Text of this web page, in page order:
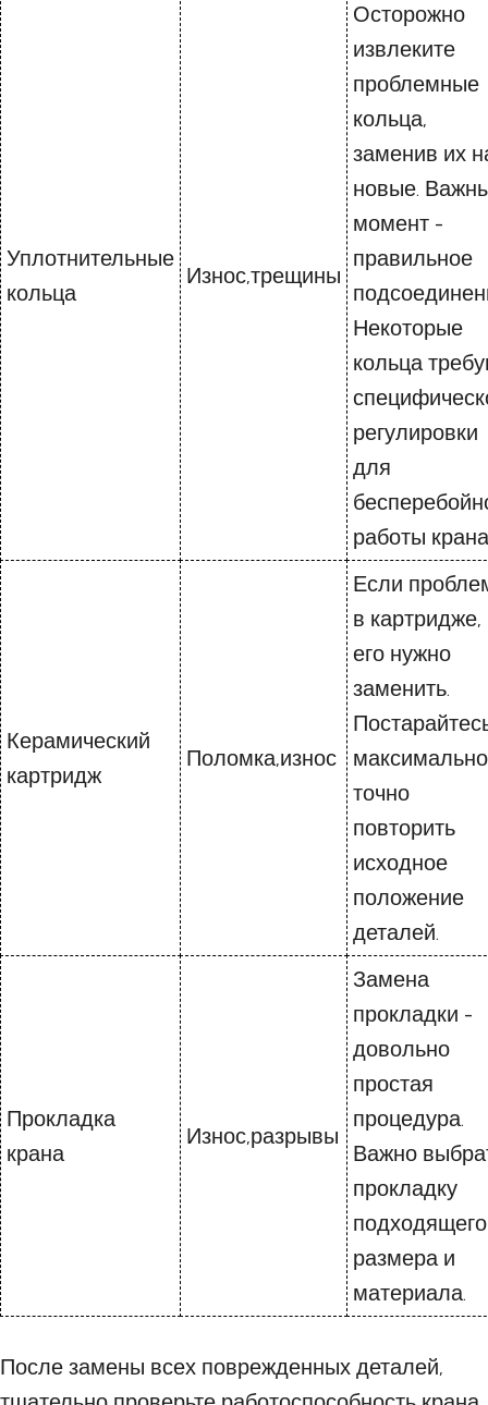
Уплотнительные
кольца
Износ,трещины
Осторожно
извлеките
проблемные
кольца,
заменив их
новые.
момент -
правильное
Некоторые
кольца
регулировки
для
работы
Керамический
картридж
Поломка,износ
Если
в картридже,
его нужно
заменить.
максимально
точно
повторить
исходное
положение
деталей.
Прокладка
крана
Износ,разрывы
Замена
прокладки -
довольно
простая
процедура.
Важно
прокладку
подходящего
размера и
материала.
После замены всех поврежденных деталей,